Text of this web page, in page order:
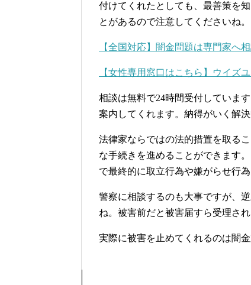
付けてくれたとしても、最善策を
とがあるので注意してくださいね。
【全国対応】闇金問題は専門家へ
【女性専用窓口はこちら】ウイズ
相談は無料で24時間受付していま
案内してくれます。納得がいく解
法律家ならではの法的措置を取る
な手続きを進めることができます
で最終的に取立行為や嫌がらせ行
警察に相談するのも大事ですが、
ね。被害前だと被害届すら受理さ
実際に被害を止めてくれるのは闇